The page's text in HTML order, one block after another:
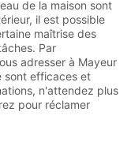
de la maison sont
il est possible
maîtrise des
Par
adresser à Mayeur
sont efficaces et
n'attendez plus
pour réclamer